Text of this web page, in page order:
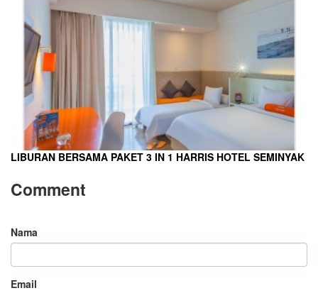
LIBURAN BERSAMA PAKET 3 IN 1 HARRIS HOTEL SEMINYAK
Comment
Nama
Email